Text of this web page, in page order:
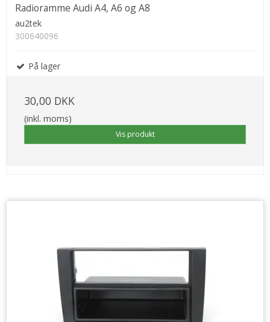
Radioramme Audi A4, A6 og A8
au2tek
300640096
På lager
30,00 DKK
(inkl. moms)
Vis produkt